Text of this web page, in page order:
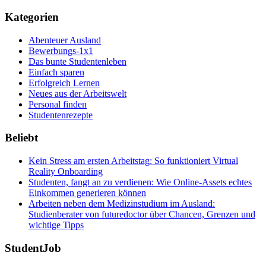
Kategorien
Abenteuer Ausland
Bewerbungs-1x1
Das bunte Studentenleben
Einfach sparen
Erfolgreich Lernen
Neues aus der Arbeitswelt
Personal finden
Studentenrezepte
Beliebt
Kein Stress am ersten Arbeitstag: So funktioniert Virtual
Reality Onboarding
Studenten, fangt an zu verdienen: Wie Online-Assets echtes
Einkommen generieren können
Arbeiten neben dem Medizinstudium im Ausland:
Studienberater von futuredoctor über Chancen, Grenzen und
wichtige Tipps
StudentJob